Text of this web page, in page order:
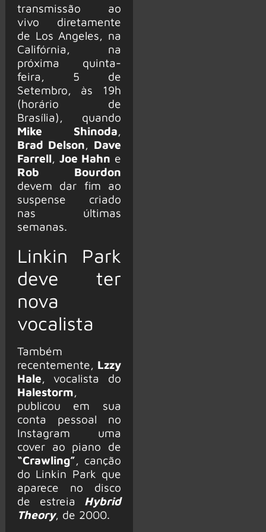
transmissão ao
vivo diretamente
de Los Angeles, na
Califórnia, na
próxima quinta-
feira, 5 de
Setembro, às 19h
(horário de
Brasília), quando
Mike Shinoda,
Brad Delson, Dave
Farrell, Joe Hahn e
Rob Bourdon
devem dar fim ao
suspense criado
nas últimas
semanas.
Linkin Park
deve ter
nova
vocalista
Também
recentemente, Lzzy
Hale, vocalista do
Halestorm,
publicou em sua
conta pessoal no
Instagram uma
cover ao piano de
“Crawling”, canção
do Linkin Park que
aparece no disco
de estreia Hybrid
Theory, de 2000.